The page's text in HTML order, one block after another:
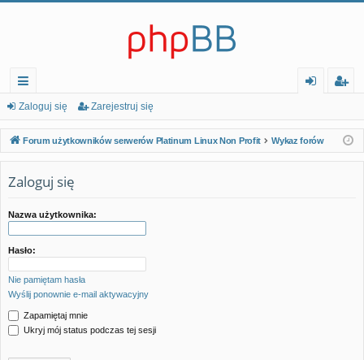
ię
ce
j…
og
uj
ej
es
Zaloguj się Zarejestruj się
Forum użytkowników serwerów Platinum Linux Non Profit Wykaz forów
Zaloguj się
Nazwa użytkownika:
Hasło:
Nie pamiętam hasła
Wyślij ponownie e-mail aktywacyjny
Zapamiętaj mnie
Ukryj mój status podczas tej sesji